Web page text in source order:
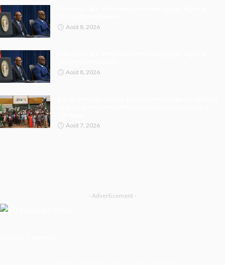
Août 8, 2026
Août 8, 2026
Août 7, 2026
- Advertisement -